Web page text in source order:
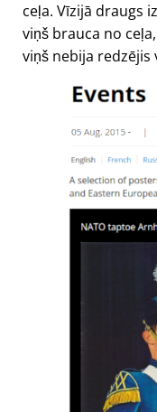
ceļa. Vīzijā draugs
viņš brauca no
viņš nebija redzējis